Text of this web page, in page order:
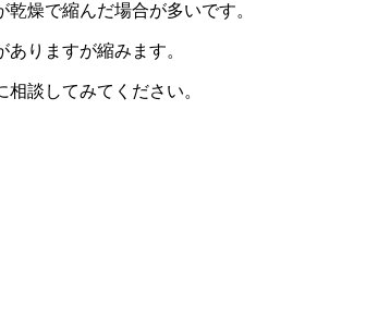
燥で縮んだ場合が多いです。
りますが縮みます。
談してみてください。